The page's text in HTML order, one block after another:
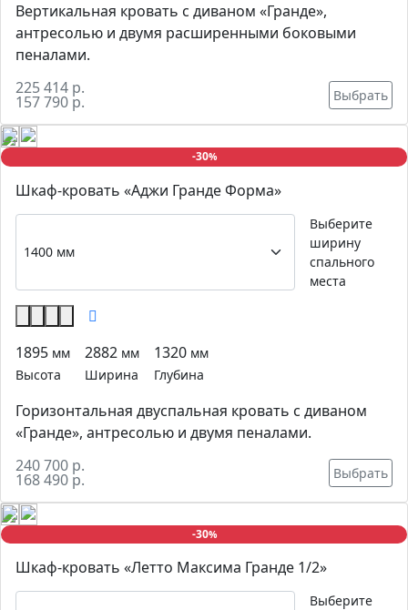
Вертикальная кровать с диваном «Гранде»,
антресолью и двумя расширенными боковыми
пеналами.
225 414 р.
157 790 р. Выбрать
-30%
Шкаф-кровать «Аджи Гранде Форма»
Выберите
ширину
спального
места
1895 мм
Высота
2882 мм
Ширина
1320 мм
Глубина
Горизонтальная двуспальная кровать с диваном
«Гранде», антресолью и двумя пеналами.
240 700 р.
168 490 р. Выбрать
-30%
Шкаф-кровать «Летто Максима Гранде 1/2»
Выберите